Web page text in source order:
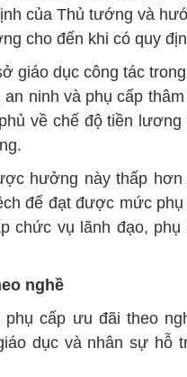
của Thủ tướng và
cho đến khi có quy
giáo dục công tác
ninh và phụ cấp
về chế độ tiền
hưởng này thấp
để đạt được mức
chức vụ lãnh đạo,
nghề
cấp ưu đãi theo
dục và nhân sự hỗ